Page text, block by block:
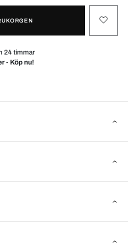
24 timmar
- Köp nu!